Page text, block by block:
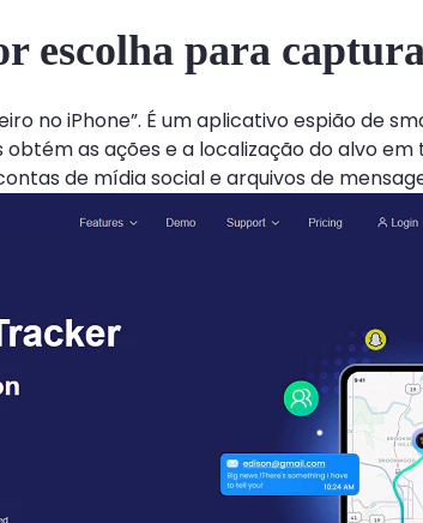
escolha para
no iPhone”. É um aplicativo espião de
as ações e a localização do alvo
de mídia social e arquivos de